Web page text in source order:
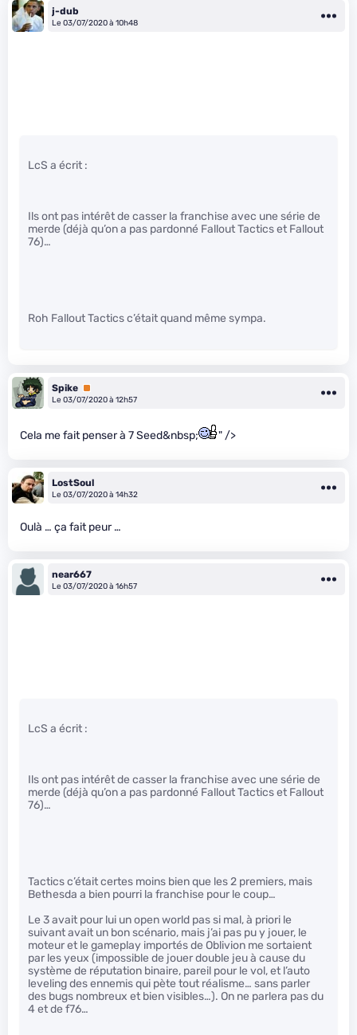
j-dub
Le 03/07/2020 à 10h48
LcS a écrit :
Ils ont pas intérêt de casser la franchise avec une série de
merde (déjà qu’on a pas pardonné Fallout Tactics et Fallout
76)…
Roh Fallout Tactics c’était quand même sympa.
Spike Premium
Le 03/07/2020 à 12h57
Cela me fait penser à 7 Seed&nbsp; " />
LostSoul
Le 03/07/2020 à 14h32
Oulà … ça fait peur …
near667
Le 03/07/2020 à 16h57
LcS a écrit :
Ils ont pas intérêt de casser la franchise avec une série de
merde (déjà qu’on a pas pardonné Fallout Tactics et Fallout
76)…
Tactics c’était certes moins bien que les 2 premiers, mais
Bethesda a bien pourri la franchise pour le coup…
Le 3 avait pour lui un open world pas si mal, à priori le
suivant avait un bon scénario, mais j’ai pas pu y jouer, le
moteur et le gameplay importés de Oblivion me sortaient
par les yeux (impossible de jouer double jeu à cause du
système de réputation binaire, pareil pour le vol, et l’auto
leveling des ennemis qui pète tout réalisme… sans parler
des bugs nombreux et bien visibles…). On ne parlera pas du
4 et de f76…